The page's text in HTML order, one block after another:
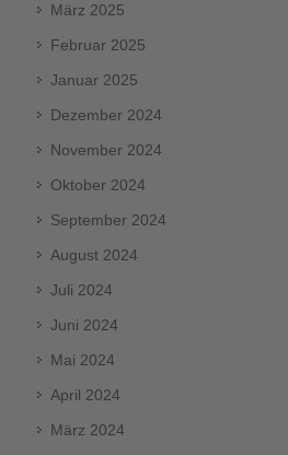
März 2025
Februar 2025
Januar 2025
Dezember 2024
November 2024
Oktober 2024
September 2024
August 2024
Juli 2024
Juni 2024
Mai 2024
April 2024
März 2024